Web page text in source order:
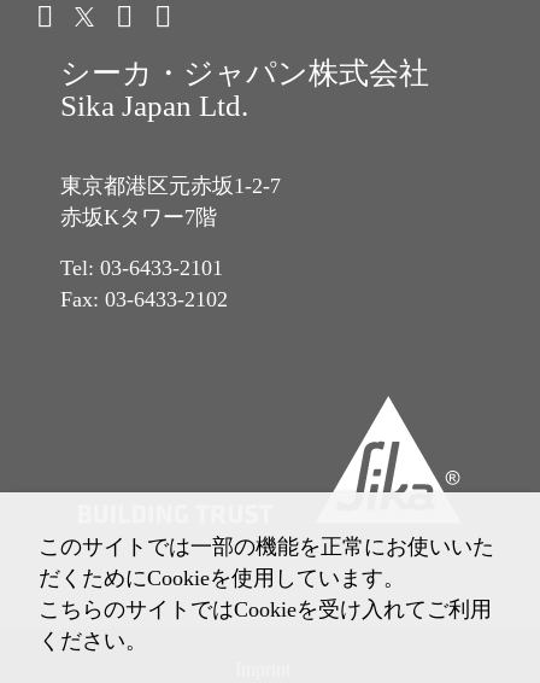
シーカ・ジャパン株式会社
Sika Japan Ltd.
東京都港区元赤坂1-2-7
赤坂Kタワー7階
Tel: 03-6433-2101
Fax: 03-6433-2102
このサイトでは一部の機能を正常にお使いいた
だくためにCookieを使用しています。
こちらのサイトではCookieを受け入れてご利用
ください。